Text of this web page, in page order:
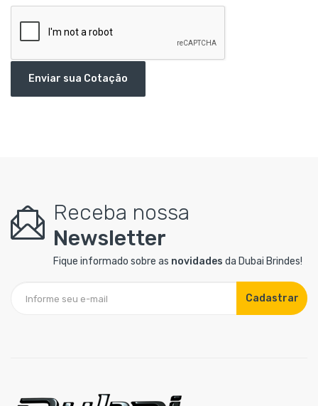
Enviar sua Cotação
Receba nossa
Newsletter
Fique informado sobre as novidades da Dubai Brindes!
Cadastrar